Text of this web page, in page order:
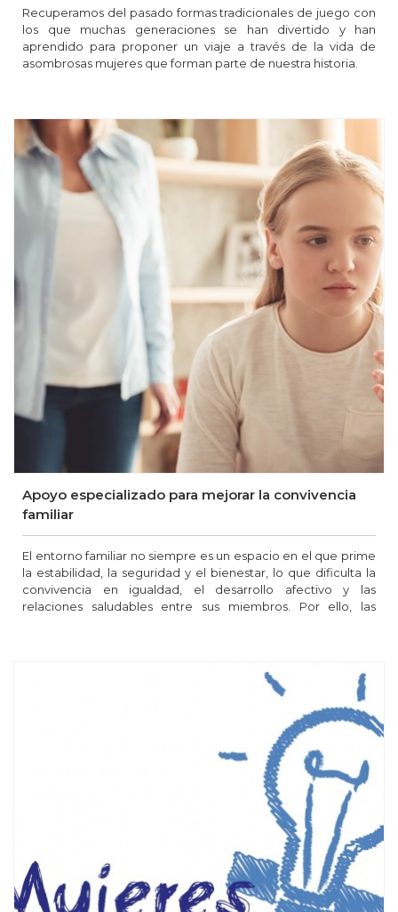
Recuperamos del pasado formas tradicionales de juego con
los que muchas generaciones se han divertido y han
aprendido para proponer un viaje a través de la vida de
asombrosas mujeres que forman parte de nuestra historia.
Apoyo especializado para mejorar la convivencia
familiar
El entorno familiar no siempre es un espacio en el que prime
la estabilidad, la seguridad y el bienestar, lo que dificulta la
convivencia en igualdad, el desarrollo afectivo y las
relaciones saludables entre sus miembros. Por ello, las